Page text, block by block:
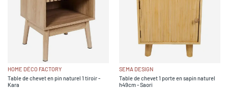
HOME DÉCO FACTORY
Table de chevet en pin naturel 1 tiroir -
Kara
SEMA DESIGN
Table de chevet 1 porte en sapin naturel
h49cm - Saori